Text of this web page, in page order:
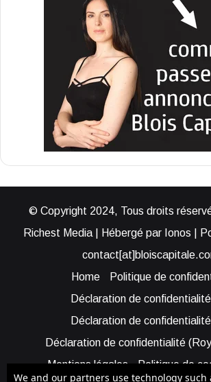
© Copyright 2024, Tous droits
Richest Media | Hébergé par Ionos |
Home
Politique de
Déclaration de
Déclaration de
Déclaration de confidentialité
Mentions légales
Politique de
We and our partners use technology such